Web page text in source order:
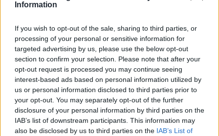
Information
If you wish to opt-out of the sale, sharing to third parties, or
processing of your personal or sensitive information for
targeted advertising by us, please use the below opt-out
section to confirm your selection. Please note that after your
opt-out request is processed you may continue seeing
interest-based ads based on personal information utilized by
us or personal information disclosed to third parties prior to
your opt-out. You may separately opt-out of the further
disclosure of your personal information by third parties on the
IAB’s list of downstream participants. This information may
also be disclosed by us to third parties on the IAB’s List of